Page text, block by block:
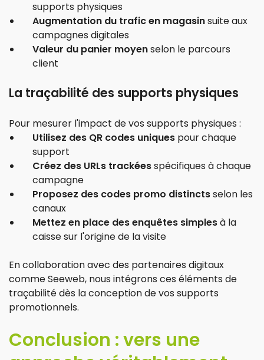
supports physiques
Augmentation du trafic en magasinsuite aux
campagnes digitales
Valeur du panier moyenselon le parcours
client
La traçabilité des supports physiques
Pour mesurer l'impact de vos supports physiques :
Utilisez des QR codes uniques pour chaque
support
Créez des URLs trackéesspécifiques à chaque
campagne
Proposez des codes promo distinctsselon les
canaux
Mettez en place des enquêtes simplesà la
caisse sur l'origine de la visite
En collaboration avec des partenaires digitaux
comme Seeweb, nous intégrons ces éléments de
traçabilité dès la conception de vos supports
promotionnels.
Conclusion : vers une